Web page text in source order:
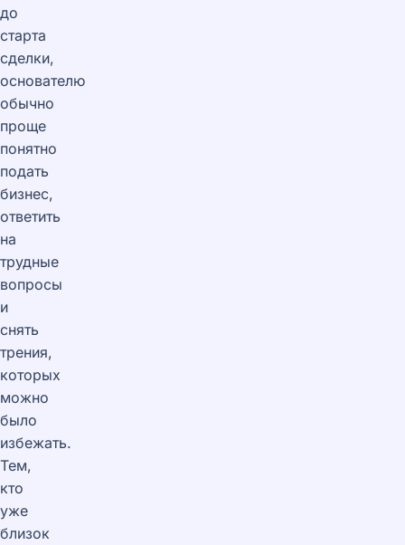
до
старта
сделки,
основателю
обычно
проще
понятно
подать
бизнес,
ответить
на
трудные
вопросы
и
снять
трения,
которых
можно
было
избежать.
Тем,
кто
уже
близок